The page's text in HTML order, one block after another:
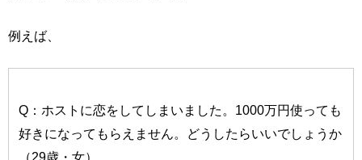
例えば、
Q：ホストに恋をしてしまいました。1000万円使っても
好きになってもらえません。どうしたらいいでしょうか
（29歳・女）